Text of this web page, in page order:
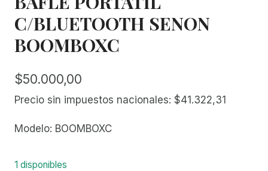
C/BLUETOOTH SENON
BOOMBOXC
$50.000,00
Precio sin impuestos nacionales: $41.322,31
Modelo: BOOMBOXC
1 disponibles